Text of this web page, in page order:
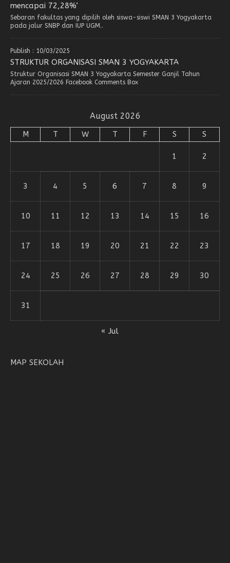
mencapai 72,28%’
Sebaran fakultas yang dipilih oleh siswa-siswi SMAN 3 Yogyakarta
pada jalur SNBP dan IUP UGM..
Publish : 10/03/2025
STRUKTUR ORGANISASI SMAN 3 YOGYAKARTA
Struktur Organisasi SMAN 3 Yogyakarta Semester Ganjil Tahun
Ajaran 2025/2026 Facebook Comments Box
August 2026
M T W T F S S
1 2
3 4 5 6 7 8 9
10 11 12 13 14 15 16
17 18 19 20 21 22 23
24 25 26 27 28 29 30
31
« Jul
MAP SEKOLAH